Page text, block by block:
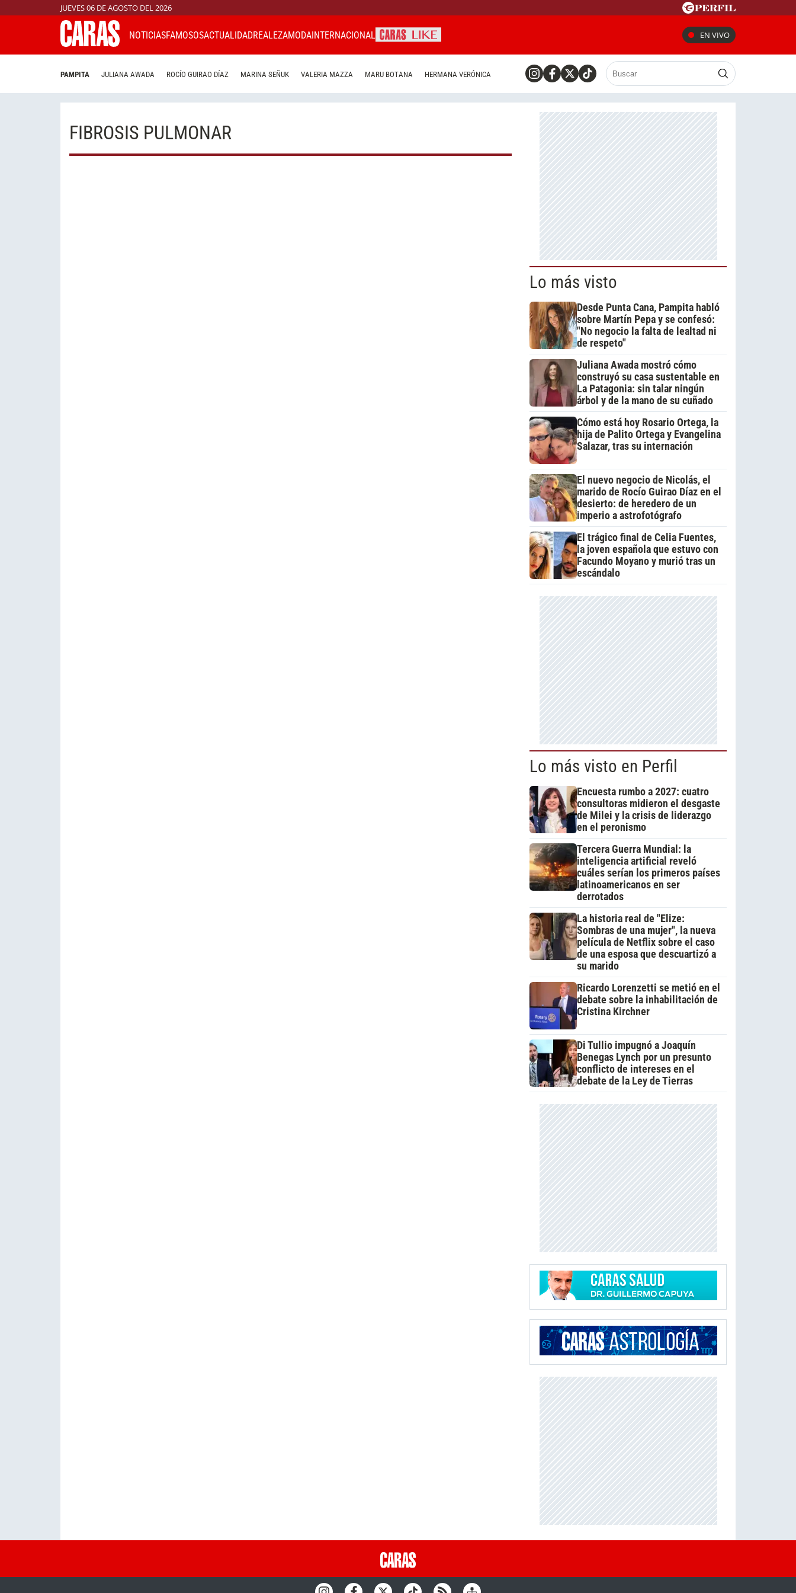
JUEVES 06 DE AGOSTO DEL 2026
NOTICIASFAMOSOSACTUALIDADREALEZAMODAINTERNACIONAL EN VIVO
PAMPITA JULIANA AWADA ROCÍO GUIRAO DÍAZ MARINA SEÑUK VALERIA MAZZA MARU BOTANA HERMANA VERÓNICA
FIBROSIS PULMONAR
Lo más visto
Desde Punta Cana, Pampita habló
sobre Martín Pepa y se confesó:
"No negocio la falta de lealtad ni
de respeto"
Juliana Awada mostró cómo
construyó su casa sustentable en
La Patagonia: sin talar ningún
árbol y de la mano de su cuñado
Cómo está hoy Rosario Ortega, la
hija de Palito Ortega y Evangelina
Salazar, tras su internación
El nuevo negocio de Nicolás, el
marido de Rocío Guirao Díaz en el
desierto: de heredero de un
imperio a astrofotógrafo
El trágico final de Celia Fuentes,
la joven española que estuvo con
Facundo Moyano y murió tras un
escándalo
Lo más visto en Perfil
Encuesta rumbo a 2027: cuatro
consultoras midieron el desgaste
de Milei y la crisis de liderazgo
en el peronismo
Tercera Guerra Mundial: la
inteligencia artificial reveló
cuáles serían los primeros países
latinoamericanos en ser
derrotados
La historia real de "Elize:
Sombras de una mujer", la nueva
película de Netflix sobre el caso
de una esposa que descuartizó a
su marido
Ricardo Lorenzetti se metió en el
debate sobre la inhabilitación de
Cristina Kirchner
Di Tullio impugnó a Joaquín
Benegas Lynch por un presunto
conflicto de intereses en el
debate de la Ley de Tierras